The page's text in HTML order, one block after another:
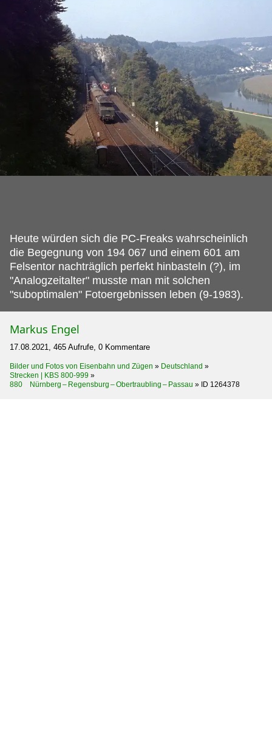
Heute würden sich die PC-Freaks wahrscheinlich
die Begegnung von 194 067 und einem 601 am
Felsentor nachträglich perfekt hinbasteln (?), im
"Analogzeitalter" musste man mit solchen
"suboptimalen" Fotoergebnissen leben (9-1983).
Markus Engel
17.08.2021, 465 Aufrufe, 0 Kommentare
Bilder und Fotos von Eisenbahn und Zügen » Deutschland »
Strecken | KBS 800-999 »
880 Nürnberg – Regensburg – Obertraubling – Passau » ID 1264378